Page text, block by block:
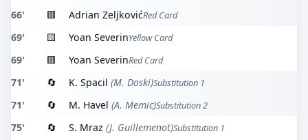
66' 🟥 Adrian ZeljkovićRed Card
69' 🟨 Yoan SeverinYellow Card
69' 🟥 Yoan SeverinRed Card
71' 🔄 K. Spacil (M. Doski)Substitution 1
71' 🔄 M. Havel (A. Memic)Substitution 2
75' 🔄 S. Mraz (J. Guillemenot)Substitution 1